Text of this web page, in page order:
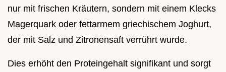
nur mit frischen Kräutern, sondern mit einem Klecks
Magerquark oder fettarmem griechischem Joghurt,
der mit Salz und Zitronensaft verrührt wurde.
Dies erhöht den Proteingehalt signifikant und sorgt